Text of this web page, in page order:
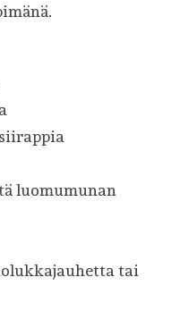
luomumunan
tai